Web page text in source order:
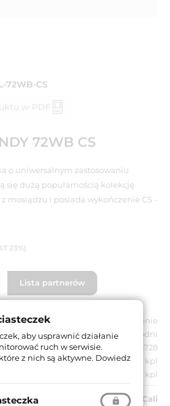
72WB-CS
w PDF
72WB CS
o uniwersalnym zastosowaniu
się dużą popularnością kolekcję
mosiądzu i posiada wykończenie CS -
23%)
Lista partnerów
Na zamówienie
Do 8 tygodni
8032731133728
1 kpl
1 kpl
Linea Cali
aby usprawnić działanie
ruch w serwisie.
z nich są aktywne. Dowiedz